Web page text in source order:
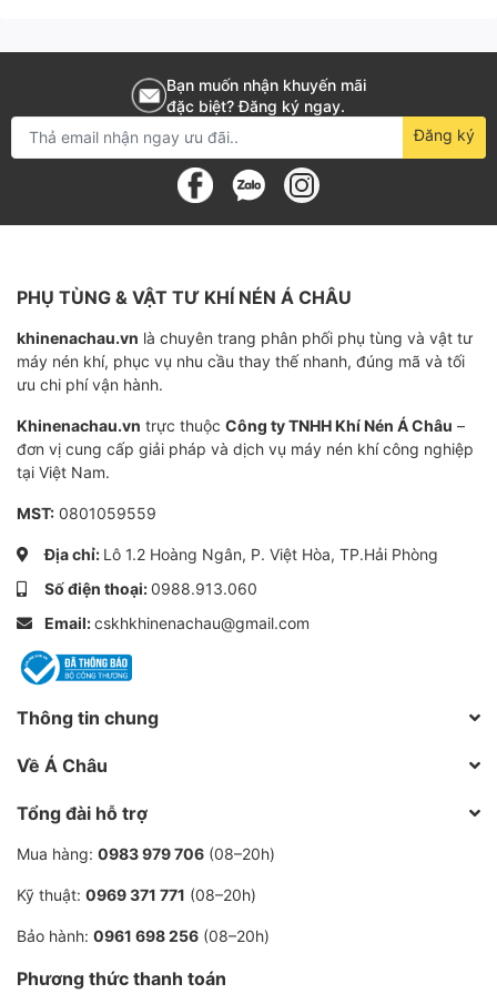
An Toàn & Tin Cậy: Giảm thiểu rủi ro do lỗi vận
hành, nâng cao độ an toàn cho hệ thống.
Tiết Kiệm Chi Phí: Giảm chi phí bảo trì nhờ vào
độ bền và khả năng chịu mài mòn cao.
theo tiêu chuẩn quốc tế, đảm bảo chất lượng và
uy tín.
Chứng Nhận & Cam Kết Chất Lượng
Van Bi Tay Quay Mặt Bích được sản xuất dưới sự giám
sát nghiêm ngặt của các chuyên gia và đạt đầy đủ
chứng nhận quốc tế như ISO và API. Chúng tôi cam kết
mang đến sản phẩm đạt tiêu chuẩn chất lượng cao,
thuật chuyên nghiệp trong suốt quá trình sử dụng.
Liên Hệ Ngay Để Nhận Tư Vấn & Báo Giá
Hãy liên hệ với chúng tôi để được tư vấn chi tiết và
nhận báo giá tốt nhất cho nhu cầu của bạn:
Hotline: 0971.323.723
Email: Duongachau6@gmail.com
Hòa, TP. Hải Dương, Hải Dương
Bạn muốn nhận khuyến mãi
đặc biệt? Đăng ký ngay.
Đăng ký
PHỤ TÙNG & VẬT TƯ KHÍ NÉN Á CHÂU
khinenachau.vn là chuyên trang phân phối phụ tùng và vật tư
máy nén khí, phục vụ nhu cầu thay thế nhanh, đúng mã và tối
ưu chi phí vận hành.
Khinenachau.vn trực thuộc Công ty TNHH Khí Nén Á Châu –
đơn vị cung cấp giải pháp và dịch vụ máy nén khí công nghiệp
tại Việt Nam.
MST: 0801059559
Địa chỉ: Lô 1.2 Hoàng Ngân, P. Việt Hòa, TP.Hải Phòng
Số điện thoại:0988.913.060
Email:cskhkhinenachau@gmail.com
Thông tin chung
Về Á Châu
Tổng đài hỗ trợ
Mua hàng: 0983 979 706 (08–20h)
Kỹ thuật: 0969 371 771 (08–20h)
Bảo hành: 0961 698 256 (08–20h)
Phương thức thanh toán